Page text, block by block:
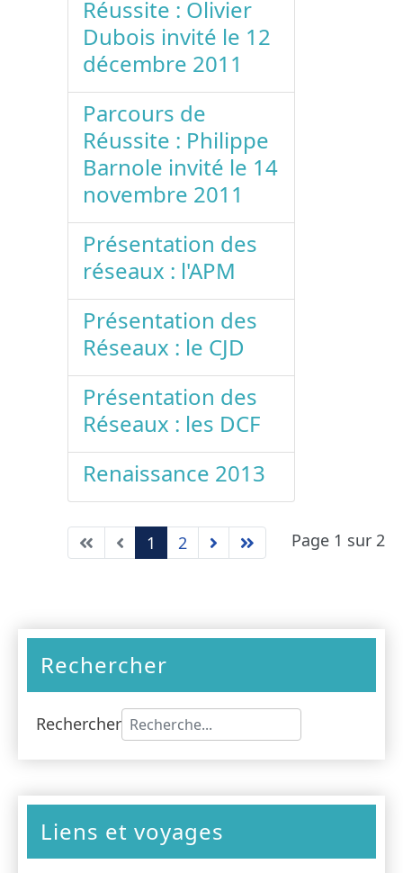
Réussite : Olivier
Dubois invité le 12
décembre 2011
Parcours de
Réussite : Philippe
Barnole invité le 14
novembre 2011
Présentation des
réseaux : l'APM
Présentation des
Réseaux : le CJD
Présentation des
Réseaux : les DCF
Renaissance 2013
Page 1 sur 2
1 2
Rechercher
Rechercher
Liens et voyages